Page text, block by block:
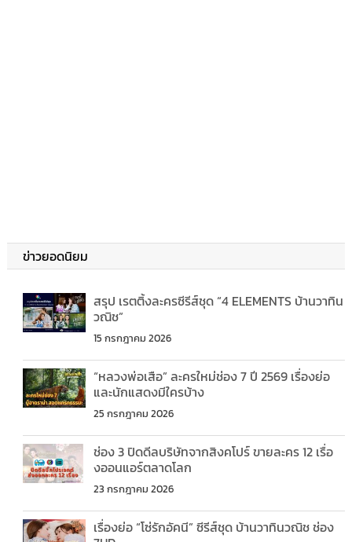
ข่าวยอดนิยม
สรุป เรตติ้งละครซีรีส์ชุด “4 ELEMENTS บ้านวาทิน
วณิช”
15 กรกฎาคม 2026
“หลวงพ่อเสือ” ละครใหม่ช่อง 7 ปี 2569 เรื่องย่อ
และนักแสดงมีใครบ้าง
25 กรกฎาคม 2026
ช่อง 3 ปิดดีลบริษัทจากสิงคโปร์ ขายละคร 12 เรื่อ
งออนแอร์ตลาดโลก
23 กรกฎาคม 2026
เรื่องย่อ “โซ่รักอัคนี” ซีรีส์ชุด บ้านวาทินวณิช ช่อง